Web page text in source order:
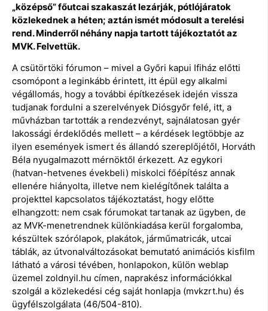
„középső” főutcai szakaszát lezárják, pótlójáratok
közlekednek a héten; aztán ismét módosult a terelési
rend. Minderről néhány napja tartott tájékoztatót az
MVK. Felvettük.
A csütörtöki fórumon – mivel a Győri kapui Ifiház előtti
csomópont a leginkább érintett, itt épül egy alkalmi
végállomás, hogy a további építkezések idején vissza
tudjanak fordulni a szerelvények Diósgyőr felé, itt, a
művházban tartották a rendezvényt, sajnálatosan gyér
lakossági érdeklődés mellett – a kérdések legtöbbje az
ilyen események ismert és állandó szereplőjétől, Horváth
Béla nyugalmazott mérnöktől érkezett. Az egykori
(hatvan-hetvenes évekbeli) miskolci főépítész annak
ellenére hiányolta, illetve nem kielégítőnek találta a
projekttel kapcsolatos tájékoztatást, hogy előtte
elhangzott: nem csak fórumokat tartanak az ügyben, de
az MVK-menetrendnek különkiadása kerül forgalomba,
készültek szórólapok, plakátok, járműmatricák, utcai
táblák, az útvonalváltozásokat bemutató animációs kisfilm
látható a városi tévében, honlapokon, külön weblap
üzemel zoldnyil.hu címen, naprakész információkkal
szolgál a közlekedési cég saját honlapja (mvkzrt.hu) és
ügyfélszolgálata (46/504-810).